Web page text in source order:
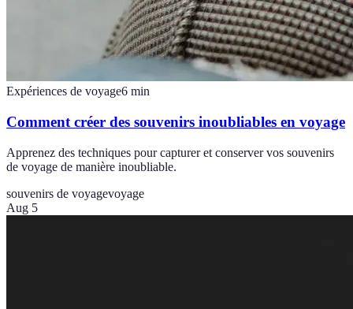
Expériences de voyage6 min
Comment créer des souvenirs inoubliables en voyage
Apprenez des techniques pour capturer et conserver vos souvenirs
de voyage de manière inoubliable.
souvenirs de voyagevoyage
Aug 5